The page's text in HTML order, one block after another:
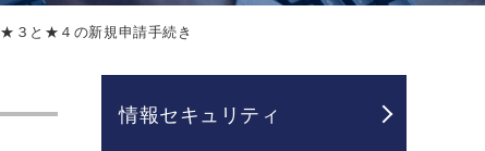
★３と★４の新規申請手続き
情報セキュリティ